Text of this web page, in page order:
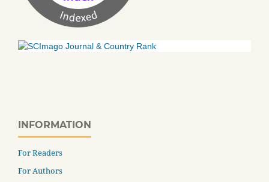
INFORMATION
For Readers
For Authors